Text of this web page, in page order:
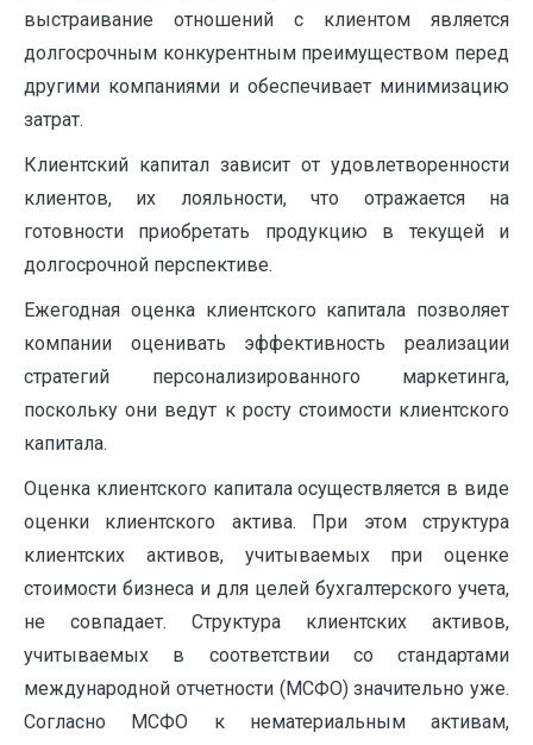
выстраивание отношений с клиентом является
долгосрочным конкурентным преимуществом перед
другими компаниями и обеспечивает минимизацию
затрат.
Клиентский капитал зависит от удовлетворенности
клиентов, их лояльности, что отражается на
готовности приобретать продукцию в текущей и
долгосрочной перспективе.
Ежегодная оценка клиентского капитала позволяет
компании оценивать эффективность реализации
стратегий персонализированного маркетинга,
поскольку они ведут к росту стоимости клиентского
капитала.
Оценка клиентского капитала осуществляется в виде
оценки клиентского актива. При этом структура
клиентских активов, учитываемых при оценке
стоимости бизнеса и для целей бухгалтерского учета,
не совпадает. Структура клиентских активов,
учитываемых в соответствии со стандартами
международной отчетности (МСФО) значительно уже.
Согласно МСФО к нематериальным активам,